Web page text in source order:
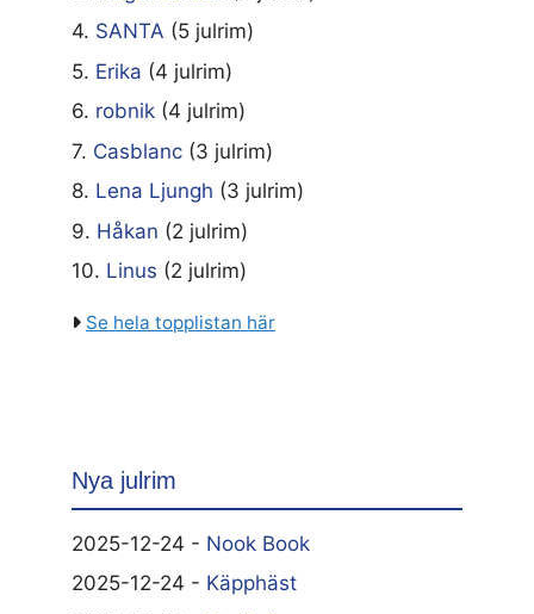
4. SANTA (5 julrim)
5. Erika (4 julrim)
6. robnik (4 julrim)
7. Casblanc (3 julrim)
8. Lena Ljungh (3 julrim)
9. Håkan (2 julrim)
10. Linus (2 julrim)
Se hela topplistan här
Nya julrim
2025-12-24 - Nook Book
2025-12-24 - Käpphäst